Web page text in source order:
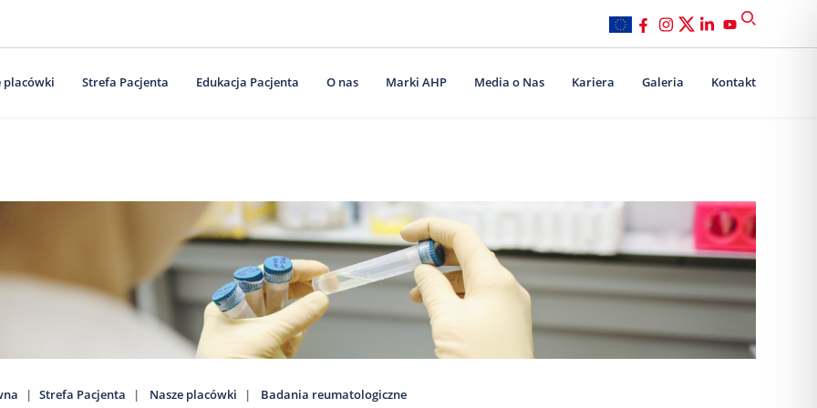
placówki Strefa Pacjenta Edukacja Pacjenta O nas Marki AHP Media o Nas Kariera Galeria Kontakt
Strefa Pacjenta Nasze placówki Badania reumatologiczne